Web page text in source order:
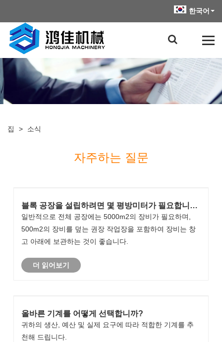
한국어
집 > 소식
자주하는 질문
블록 공장을 설립하려면 몇 평방미터가 필요합니
까?
일반적으로 전체 공장에는 5000m2의 장비가 필요하며,
500m2의 장비를 덮는 권장 작업장을 포함하여 장비는 창
고 아래에 보관하는 것이 좋습니다.
더 읽어보기
올바른 기계를 어떻게 선택합니까?
귀하의 생산, 예산 및 실제 요구에 따라 적합한 기계를 추
천해 드립니다.